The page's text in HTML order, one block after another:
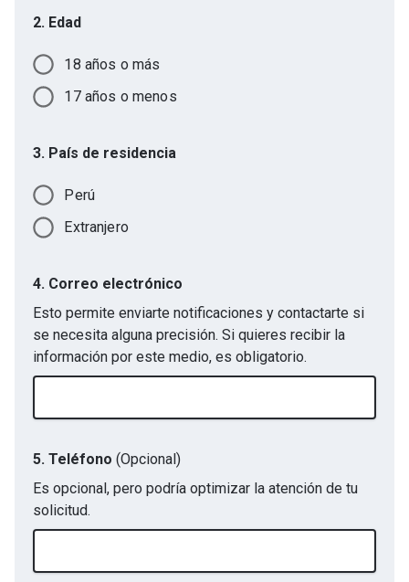
2. Edad
18 años o más
17 años o menos
3. País de residencia
Perú
Extranjero
4. Correo electrónico
Esto permite enviarte notificaciones y contactarte si
se necesita alguna precisión. Si quieres recibir la
información por este medio, es obligatorio.
5. Teléfono (Opcional)
Es opcional, pero podría optimizar la atención de tu
solicitud.